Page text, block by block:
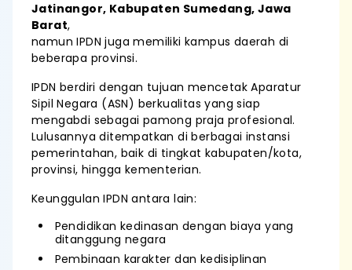
Jatinangor, Kabupaten Sumedang, Jawa
Barat,
namun IPDN juga memiliki kampus daerah di
beberapa provinsi.
IPDN berdiri dengan tujuan mencetak Aparatur
Sipil Negara (ASN) berkualitas yang siap
mengabdi sebagai pamong praja profesional.
Lulusannya ditempatkan di berbagai instansi
pemerintahan, baik di tingkat kabupaten/kota,
provinsi, hingga kementerian.
Keunggulan IPDN antara lain:
Pendidikan kedinasan dengan biaya yang
ditanggung negara
Pembinaan karakter dan kedisiplinan